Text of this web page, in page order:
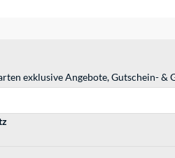
exklusive Angebote, Gutschein- &